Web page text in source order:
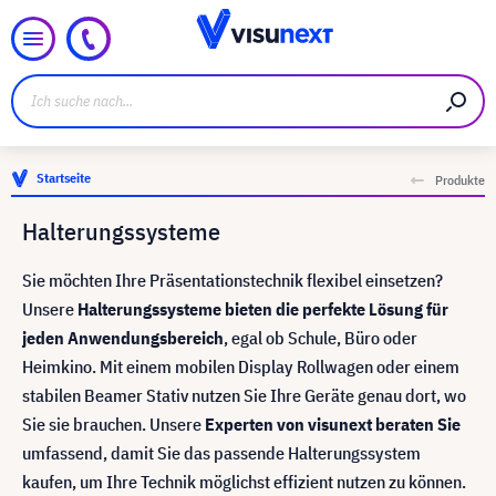
Startseite Produkte
Halterungssysteme
Sie möchten Ihre Präsentationstechnik flexibel einsetzen?
Unsere Halterungssysteme bieten die perfekte Lösung für
jeden Anwendungsbereich, egal ob Schule, Büro oder
Heimkino. Mit einem mobilen Display Rollwagen oder einem
stabilen Beamer Stativ nutzen Sie Ihre Geräte genau dort, wo
Sie sie brauchen. Unsere Experten von visunext beraten Sie
umfassend, damit Sie das passende Halterungssystem
kaufen, um Ihre Technik möglichst effizient nutzen zu können.